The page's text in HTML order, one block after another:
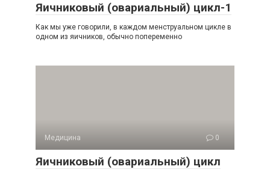
Яичниковый (овариальный) цикл-1
Как мы уже говорили, в каждом менструальном цикле в
одном из яичников, обычно попеременно
Медицина 0
Яичниковый (овариальный) цикл